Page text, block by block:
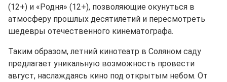
(12+) и «Родня» (12+), позволяющие окунуться в
атмосферу прошлых десятилетий и пересмотреть
шедевры отечественного кинематографа.
Таким образом, летний кинотеатр в Соляном саду
предлагает уникальную возможность провести
август, наслаждаясь кино под открытым небом. От